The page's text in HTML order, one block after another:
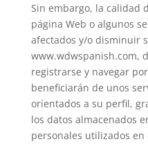
Sin embargo, la calidad
página Web o algunos
afectados y/o disminuir
www.wdwspanish.com,
registrarse y navegar
beneficiarán de unos
orientados a su perfil,
los datos almacenados
personales utilizados